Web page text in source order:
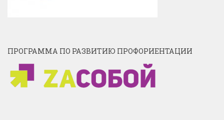
ПРОГРАММА ПО РАЗВИТИЮ ПРОФОРИЕНТАЦИИ